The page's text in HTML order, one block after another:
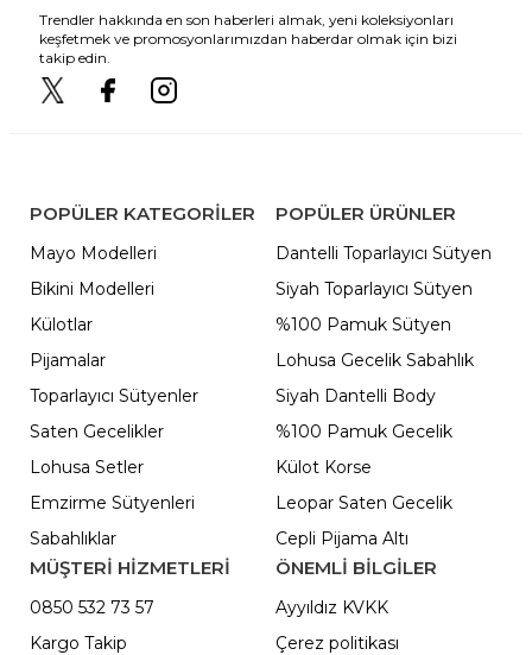
Trendler hakkında en son haberleri almak, yeni koleksiyonları
keşfetmek ve promosyonlarımızdan haberdar olmak için bizi
takip edin.
POPÜLER KATEGORILER
Mayo Modelleri
Bikini Modelleri
Külotlar
Pijamalar
Toparlayıcı Sütyenler
Saten Gecelikler
Lohusa Setler
Emzirme Sütyenleri
Sabahlıklar
POPÜLER ÜRÜNLER
Dantelli Toparlayıcı Sütyen
Siyah Toparlayıcı Sütyen
%100 Pamuk Sütyen
Lohusa Gecelik Sabahlık
Siyah Dantelli Body
%100 Pamuk Gecelik
Külot Korse
Leopar Saten Gecelik
Cepli Pijama Altı
MÜŞTERİ HİZMETLERİ
0850 532 73 57
Kargo Takip
ÖNEMLI BILGILER
Ayyıldız KVKK
Çerez politikası